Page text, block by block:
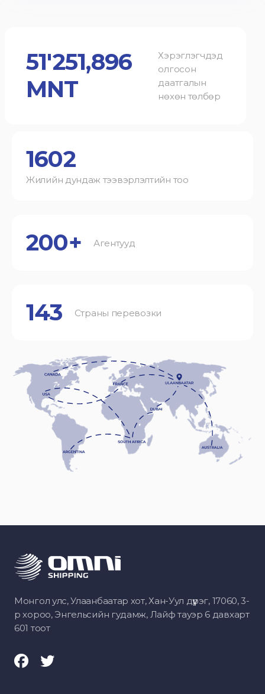
51'251,896
MNT
Хэрэглэгчдэд
олгосон
даатгалын
нөхөн төлбөр
1602
Жилийн дундаж тээвэрлэлтийн тоо
200+ Агентууд
143 Страны перевозки
Монгол улс, Улаанбаатар хот, Хан-Уул дүүрэг, 17060, 3-
р хороо, Энгельсийн гудамж, Лайф тауэр 6 давхарт
601 тоот